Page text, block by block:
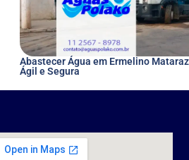
Abastecer Água em Ermelino
Ágil e Segura